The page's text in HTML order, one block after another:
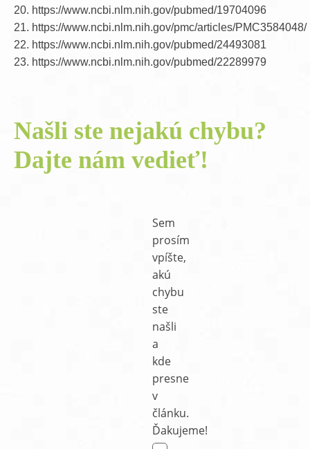
20. https://www.ncbi.nlm.nih.gov/pubmed/19704096
21. https://www.ncbi.nlm.nih.gov/pmc/articles/PMC3584048/
22. https://www.ncbi.nlm.nih.gov/pubmed/24493081
23. https://www.ncbi.nlm.nih.gov/pubmed/22289979
Našli ste nejakú chybu?
Dajte nám vedieť!
Sem
prosím
vpíšte,
akú
chybu
ste
našli
a
kde
presne
v
článku.
Ďakujeme!